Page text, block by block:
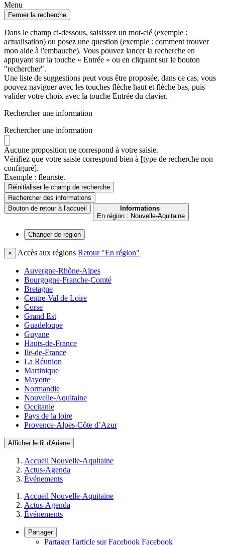
Menu
Fermer la recherche
Dans le champ ci-dessous, saisissez un mot-clé (exemple :
actualisation) ou posez une question (exemple : comment trouver
mon aide à l'embauche). Vous pouvez lancer la recherche en
appuyant sur la touche « Entrée » ou en cliquant sur le bouton
"rechercher".
Une liste de suggestions peut vous être proposée, dans ce cas, vous
pouvez naviguer avec les touches flèche haut et flèche bas, puis
valider votre choix avec la touche Entrée du clavier.
Rechercher une information
Rechercher une information
Aucune proposition ne correspond à votre saisie.
Vérifiez que votre saisie correspond bien à [type de recherche non
configuré].
Exemple : fleuriste.
Réinitialiser le champ de recherche
Rechercherdes informations
Bouton de retour à l'accueil
Informations
En région : Nouvelle-Aquitaine
Changer de région
× Accès aux régions Retour "En région"
Auvergne-Rhône-Alpes
Bourgogne-Franche-Comté
Bretagne
Centre-Val de Loire
Corse
Grand Est
Guadeloupe
Guyane
Hauts-de-France
Ile-de-France
La Réunion
Martinique
Mayotte
Normandie
Nouvelle-Aquitaine
Occitanie
Pays de la loire
Provence-Alpes-Côte d’Azur
Afficher le fil d'Ariane
Accueil Nouvelle-Aquitaine
Actus-Agenda
Événements
Accueil Nouvelle-Aquitaine
Actus-Agenda
Événements
Partager
Partager l'article sur Facebook Facebook